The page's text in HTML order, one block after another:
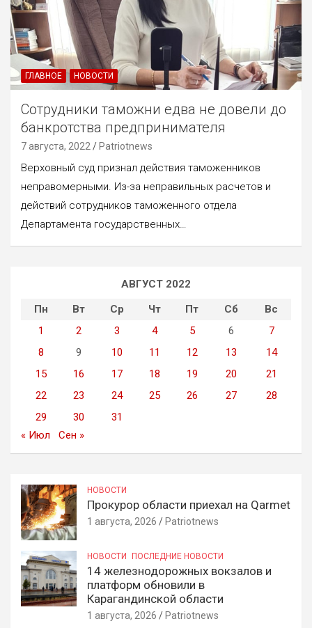
ГЛАВНОЕ НОВОСТИ
Сотрудники таможни едва не довели до
банкротства предпринимателя
7 августа, 2022 Patriotnews
Верховный суд признал действия таможенников
неправомерными. Из-за неправильных расчетов и
действий сотрудников таможенного отдела
Департамента государственных…
АВГУСТ 2022
Пн
Вт Ср Чт Пт Сб
Вс
1
2 3 4 5 6
7
8
9 10 11 12 13
14
15
16 17 18 19 20
21
22
23 24 25 26 27
28
29
30
31
« Июл
Сен »
НОВОСТИ
Прокурор области приехал на Qarmet
1 августа, 2026 Patriotnews
НОВОСТИ ПОСЛЕДНИЕ НОВОСТИ
14 железнодорожных вокзалов и
платформ обновили в
Карагандинской области
1 августа, 2026 Patriotnews